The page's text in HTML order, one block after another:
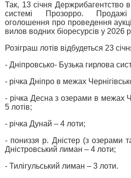
Так, 13 січня Держрибагентство в
системі Прозорро.
оголошення про проведення
вилов водних біоресурсів у 2026
Розіграш лотів відбудеться 23
- Дніпровсько- Бузька гирлова
- річка Дніпро в межах
- річка Десна з озерами в межах
5 лотів;
- річка Дунай – 4 лоти;
- пониззя р. Дністер (з озерами
Дністровський лиман – 4 лоти;
- Тилігульський лиман – 3 лоти.